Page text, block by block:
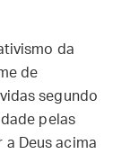
da
de
segundo
pelas
a Deus acima